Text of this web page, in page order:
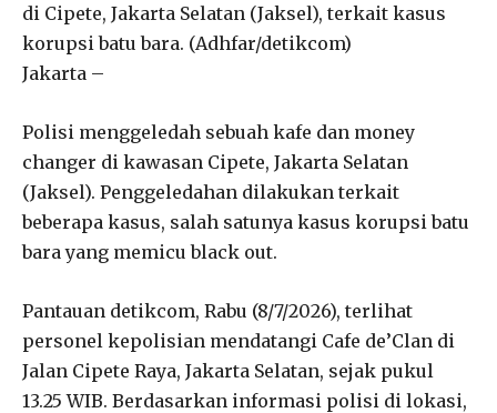
di Cipete, Jakarta Selatan (Jaksel), terkait kasus
korupsi batu bara. (Adhfar/detikcom)
Jakarta –
Polisi menggeledah sebuah kafe dan money
changer di kawasan Cipete, Jakarta Selatan
(Jaksel). Penggeledahan dilakukan terkait
beberapa kasus, salah satunya kasus korupsi batu
bara yang memicu black out.
Pantauan detikcom, Rabu (8/7/2026), terlihat
personel kepolisian mendatangi Cafe de’Clan di
Jalan Cipete Raya, Jakarta Selatan, sejak pukul
13.25 WIB. Berdasarkan informasi polisi di lokasi,